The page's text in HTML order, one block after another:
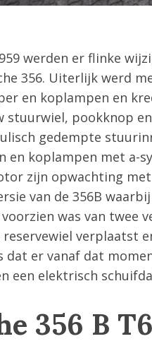
werden er flinke
356. Uiterlijk werd
en koplampen en
stuurwiel, pookknop
gedempte
en koplampen met a-
zijn opwachting
van de 356B
was van twee
verplaatst
dat er vanaf dat
een elektrisch
356 B
e
a